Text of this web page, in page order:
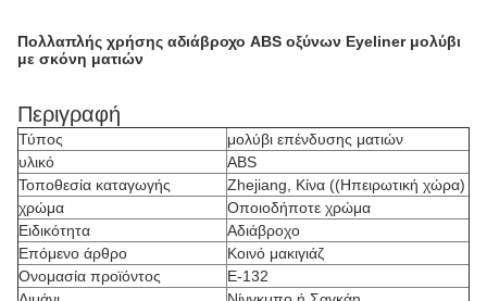
Πολλαπλής χρήσης αδιάβροχο ABS οξύνων Eyeliner μολύβι
με σκόνη ματιών
Περιγραφή
Τύπος
μολύβι επένδυσης ματιών
υλικό
ABS
Τοποθεσία καταγωγής
Zhejiang, Κίνα ((Ηπειρωτική χώρα)
χρώμα
Οποιοδήποτε χρώμα
Ειδικότητα
Αδιάβροχο
Επόμενο άρθρο
Κοινό μακιγιάζ
Ονομασία προϊόντος
Ε-132